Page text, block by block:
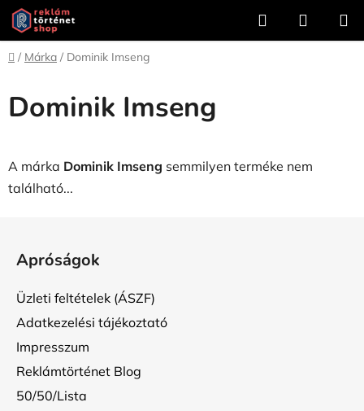
Ugrás
fő
tartalomhoz
KeresésKOSÁR
Kezdőlap
/ Márka / Dominik Imseng
Dominik Imseng
A márka Dominik Imseng semmilyen terméke nem
található...
Apróságok
Üzleti feltételek (ÁSZF)
Adatkezelési tájékoztató
Impresszum
Reklámtörténet Blog
50/50/Lista